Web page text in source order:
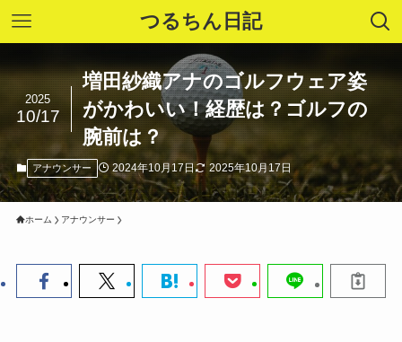
つるちん日記
増田紗織アナのゴルフウェア姿
がかわいい！経歴は？ゴルフの
腕前は？
2025
10/17
アナウンサー 2024年10月17日 2025年10月17日
ホーム アナウンサー